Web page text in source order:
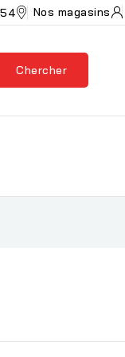
Nos magasins
Chercher